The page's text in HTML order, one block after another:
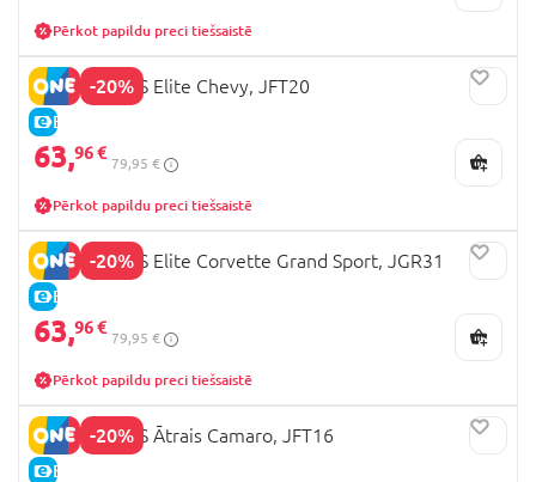
Pērkot papildu preci tiešsaistē
-20%
E-CENA
HOT WHEELS Elite Chevy, JFT20
63,96 €
79,95 €
Pērkot papildu preci tiešsaistē
-20%
E-CENA
HOT WHEELS Elite Corvette Grand Sport, JGR31
63,96 €
79,95 €
Pērkot papildu preci tiešsaistē
-20%
E-CENA
HOT WHEELS Ātrais Camaro, JFT16